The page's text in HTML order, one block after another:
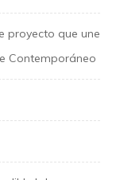
proyecto que une
Contemporáneo